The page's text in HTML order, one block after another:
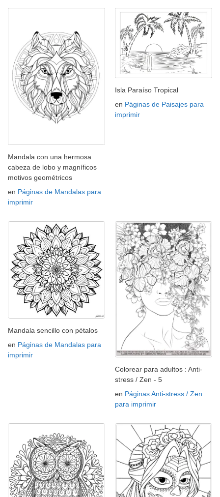
Mandala con una hermosa
cabeza de lobo y magníficos
motivos geométricos
en Páginas de Mandalas para
imprimir
Isla Paraíso Tropical
en Páginas de Paisajes para
imprimir
Mandala sencillo con pétalos
en Páginas de Mandalas para
imprimir
Colorear para adultos : Anti-
stress / Zen - 5
en Páginas Anti-stress / Zen
para imprimir